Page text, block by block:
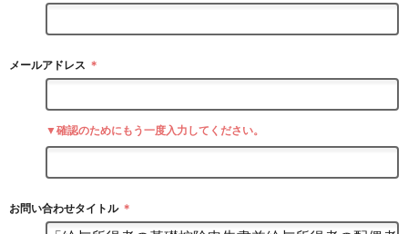
メールアドレス ＊
▼確認のためにもう一度入力してください。
お問い合わせタイトル ＊